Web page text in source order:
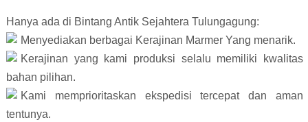
Hanya ada di Bintang Antik Sejahtera Tulungagung:
Menyediakan berbagai Kerajinan Marmer Yang menarik.
Kerajinan yang kami produksi selalu memiliki kwalitas
bahan pilihan.
Kami memprioritaskan ekspedisi tercepat dan aman
tentunya.